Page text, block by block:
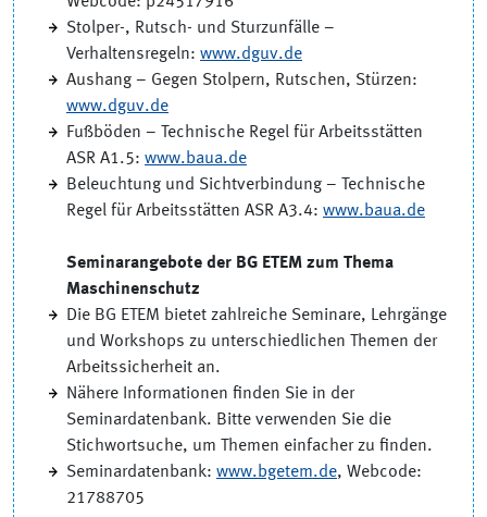
Stolper-, Rutsch- und Sturzunfälle –
Verhaltensregeln: www.dguv.de
Aushang – Gegen Stolpern, Rutschen, Stürzen:
www.dguv.de
Fußböden – Technische Regel für Arbeitsstätten
ASR A1.5: www.baua.de
Beleuchtung und Sichtverbindung – Technische
Regel für Arbeitsstätten ASR A3.4: www.baua.de
Seminarangebote der BG ETEM zum Thema
Maschinenschutz
Die BG ETEM bietet zahlreiche Seminare, Lehrgänge
und Workshops zu unterschiedlichen Themen der
Arbeitssicherheit an.
Nähere Informationen finden Sie in der
Seminardatenbank. Bitte verwenden Sie die
Stichwortsuche, um Themen einfacher zu finden.
Seminardatenbank: www.bgetem.de, Webcode:
21788705